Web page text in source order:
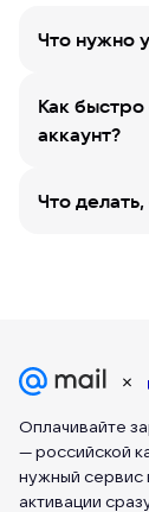
Что нужно
Как быстро
аккаунт?
Что
Оплачивайте
— российской
нужный сервис
активации